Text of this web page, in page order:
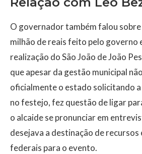
O governador também falou sobre
milhão de reais feito pelo governo
realização do São João de João
que apesar da gestão municipal
oficialmente o estado solicitando
no festejo, fez questão de ligar
o alcaide se pronunciar em
desejava a destinação de recursos
federais para o evento.